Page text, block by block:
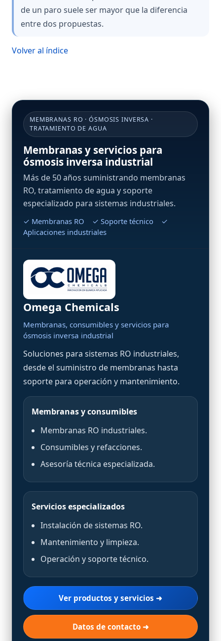
de un paro suele ser mayor que la diferencia
entre dos propuestas.
Volver al índice
MEMBRANAS RO · ÓSMOSIS INVERSA ·
TRATAMIENTO DE AGUA
Membranas y servicios para
ósmosis inversa industrial
Más de 50 años suministrando membranas
RO, tratamiento de agua y soporte
especializado para sistemas industriales.
✓ Membranas RO ✓ Soporte técnico ✓
Aplicaciones industriales
Omega Chemicals
Membranas, consumibles y servicios para
ósmosis inversa industrial
Soluciones para sistemas RO industriales,
desde el suministro de membranas hasta
soporte para operación y mantenimiento.
Membranas y consumibles
Membranas RO industriales.
Consumibles y refacciones.
Asesoría técnica especializada.
Servicios especializados
Instalación de sistemas RO.
Mantenimiento y limpieza.
Operación y soporte técnico.
Ver productos y servicios ➜
Datos de contacto ➜